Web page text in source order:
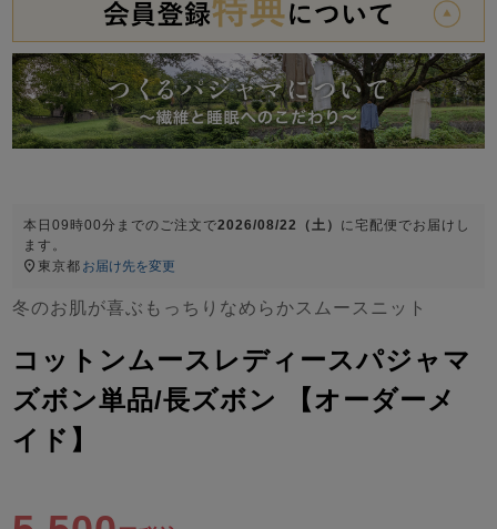
ボーイズパジャマ
売れ筋ランキング
ズボン単品
すべてのキッ
パジャマ
ガールズ長袖
ガールズ前開
ガールズかぶ
ボーイズ長袖
本日09時00分 までのご注文で2026/08/22（土） に宅配便 でお届けし
ます。
東京都 お届け先を変更
冬のお肌が喜ぶもっちりなめらかスムースニット
コットンムースレディースパジャマ
ズボン単品/長ズボン 【オーダーメ
イド】